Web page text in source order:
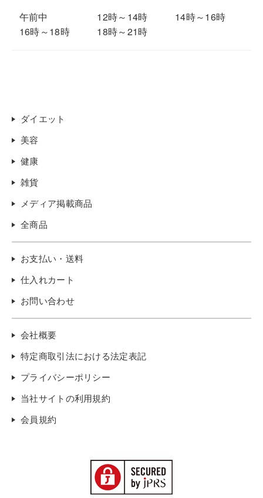
午前中 12時～14時
14時～16時
16時～18時
18時～21時
ダイエット
美容
健康
雑貨
メディア掲載商品
全商品
お支払い・送料
仕入れカート
お問い合わせ
会社概要
特定商取引法における法定表記
プライバシーポリシー
当社サイトの利用規約
会員規約